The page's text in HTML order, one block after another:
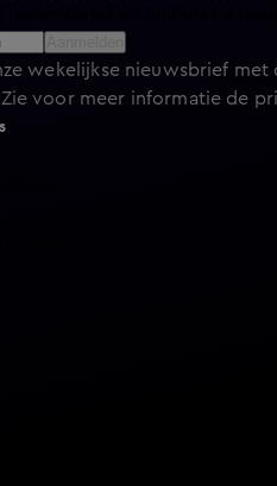
wekelijkse nieuwsbrief
voor meer informatie de